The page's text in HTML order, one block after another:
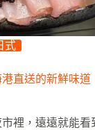
式
直送的新鮮味
裡，遠遠就能看